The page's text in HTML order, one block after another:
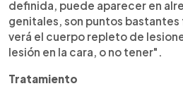
definida, puede aparecer en
genitales, son puntos
verá el cuerpo repleto de
lesión en la cara, o no tener".
Tratamiento